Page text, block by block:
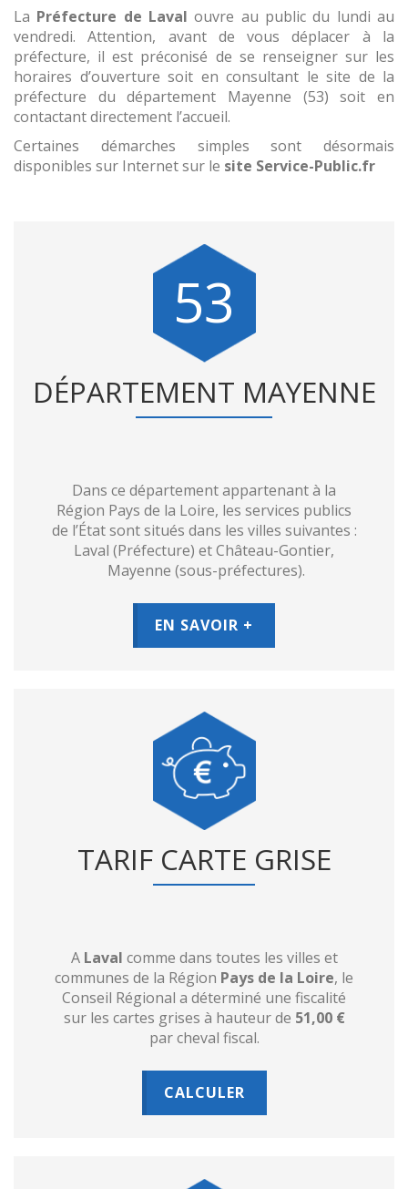
La Préfecture de Lavalouvre au public du lundi au
vendredi. Attention, avant de vous déplacer à la
préfecture, il est préconisé de se renseigner sur les
horaires d’ouverture soit en consultant le site de la
préfecture du département Mayenne (53) soit en
contactant directement l’accueil.
Certaines démarches simples sont désormais
disponibles sur Internet sur le site Service-Public.fr
53
DÉPARTEMENT MAYENNE
Dans ce département appartenant à la
Région Pays de la Loire, les services publics
de l’État sont situés dans les villes suivantes :
Laval (Préfecture) et Château-Gontier,
Mayenne (sous-préfectures).
EN SAVOIR +
TARIF CARTE GRISE
ALaval comme dans toutes les villes et
communes de la Région Pays de la Loire, le
Conseil Régional a déterminé une fiscalité
sur les cartes grises à hauteur de 51,00 €
par cheval fiscal.
CALCULER